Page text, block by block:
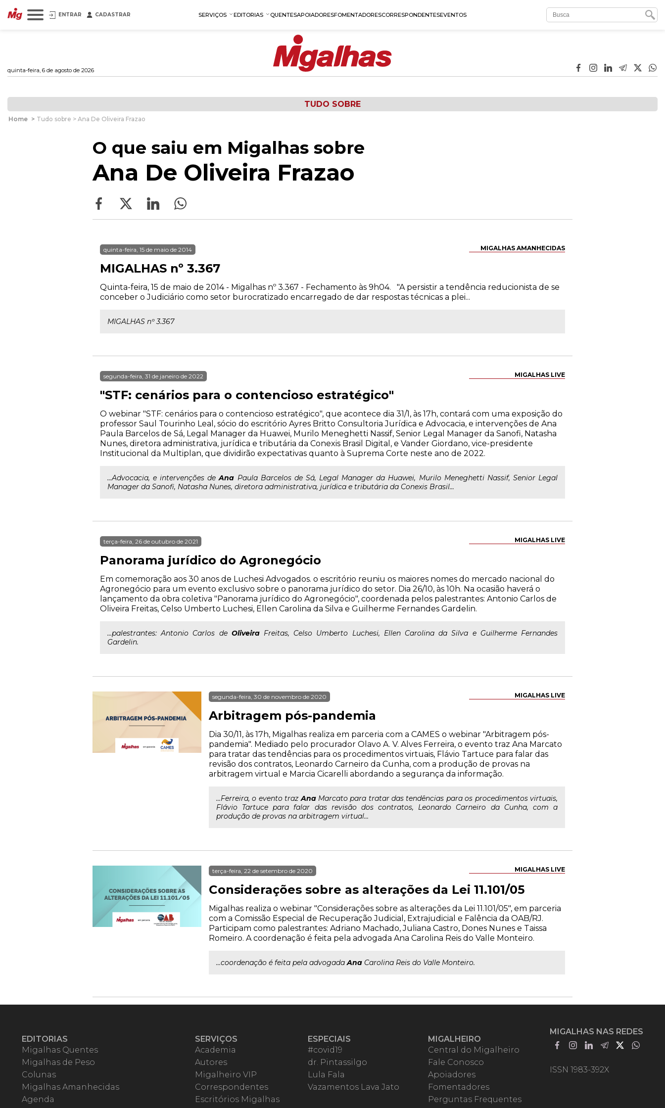
ENTRAR CADASTRAR SERVIÇOS EDITORIAS QUENTESAPOIADORESFOMENTADORESCORRESPONDENTESEVENTOS
quinta-feira, 6 de agosto de 2026
TUDO SOBRE
Home > Tudo sobre > Ana De Oliveira Frazao
O que saiu em Migalhas sobre
Ana De Oliveira Frazao
MIGALHAS AMANHECIDAS
quinta-feira, 15 de maio de 2014
MIGALHAS nº 3.367
Quinta-feira, 15 de maio de 2014 - Migalhas nº 3.367 - Fechamento às 9h04. "A persistir a tendência reducionista de se
conceber o Judiciário como setor burocratizado encarregado de dar respostas técnicas a plei...
MIGALHAS nº 3.367
MIGALHAS LIVE
segunda-feira, 31 de janeiro de 2022
"STF: cenários para o contencioso estratégico"
O webinar "STF: cenários para o contencioso estratégico", que acontece dia 31/1, às 17h, contará com uma exposição do
professor Saul Tourinho Leal, sócio do escritório Ayres Britto Consultoria Jurídica e Advocacia, e intervenções de Ana
Paula Barcelos de Sá, Legal Manager da Huawei, Murilo Meneghetti Nassif, Senior Legal Manager da Sanofi, Natasha
Nunes, diretora administrativa, jurídica e tributária da Conexis Brasil Digital, e Vander Giordano, vice-presidente
Institucional da Multiplan, que dividirão expectativas quanto à Suprema Corte neste ano de 2022.
...Advocacia, e intervenções deAna Paula Barcelos de Sá, Legal Manager da Huawei, Murilo Meneghetti Nassif, Senior Legal
Manager da Sanofi, Natasha Nunes, diretora administrativa, jurídica e tributária da Conexis Brasil...
MIGALHAS LIVE
terça-feira, 26 de outubro de 2021
Panorama jurídico do Agronegócio
Em comemoração aos 30 anos de Luchesi Advogados. o escritório reuniu os maiores nomes do mercado nacional do
Agronegócio para um evento exclusivo sobre o panorama jurídico do setor. Dia 26/10, às 10h. Na ocasião haverá o
lançamento da obra coletiva "Panorama jurídico do Agronegócio", coordenada pelos palestrantes: Antonio Carlos de
Oliveira Freitas, Celso Umberto Luchesi, Ellen Carolina da Silva e Guilherme Fernandes Gardelin.
...palestrantes: Antonio Carlos de OliveiraFreitas, Celso Umberto Luchesi, Ellen Carolina da Silva e Guilherme Fernandes
Gardelin.
MIGALHAS LIVE
segunda-feira, 30 de novembro de 2020
Arbitragem pós-pandemia
Dia 30/11, às 17h, Migalhas realiza em parceria com a CAMES o webinar "Arbitragem pós-
pandemia". Mediado pelo procurador Olavo A. V. Alves Ferreira, o evento traz Ana Marcato
para tratar das tendências para os procedimentos virtuais, Flávio Tartuce para falar das
revisão dos contratos, Leonardo Carneiro da Cunha, com a produção de provas na
arbitragem virtual e Marcia Cicarelli abordando a segurança da informação.
...Ferreira, o evento trazAnaMarcato para tratar das tendências para os procedimentos virtuais,
Flávio Tartuce para falar das revisão dos contratos, Leonardo Carneiro da Cunha, com a
produção de provas na arbitragem virtual...
MIGALHAS LIVE
terça-feira, 22 de setembro de 2020
Considerações sobre as alterações da Lei 11.101/05
Migalhas realiza o webinar "Considerações sobre as alterações da Lei 11.101/05", em parceria
com a Comissão Especial de Recuperação Judicial, Extrajudicial e Falência da OAB/RJ.
Participam como palestrantes: Adriano Machado, Juliana Castro, Dones Nunes e Taissa
Romeiro. A coordenação é feita pela advogada Ana Carolina Reis do Valle Monteiro.
...coordenação é feita pela advogadaAna Carolina Reis do Valle Monteiro.
EDITORIAS
Migalhas Quentes
Migalhas de Peso
Colunas
Migalhas Amanhecidas
Agenda
SERVIÇOS
Academia
Autores
Migalheiro VIP
Correspondentes
Escritórios Migalhas
ESPECIAIS
#covid19
dr. Pintassilgo
Lula Fala
Vazamentos Lava Jato
MIGALHEIRO
Central do Migalheiro
Fale Conosco
Apoiadores
Fomentadores
Perguntas Frequentes
MIGALHAS NAS REDES
ISSN 1983-392X